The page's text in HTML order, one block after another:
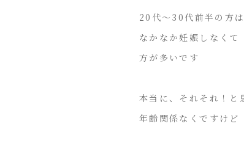
20代〜30代前半の方は
なかなか妊娠しなくて
方が多いです
本当に、それそれ！と
年齢関係なくですけど